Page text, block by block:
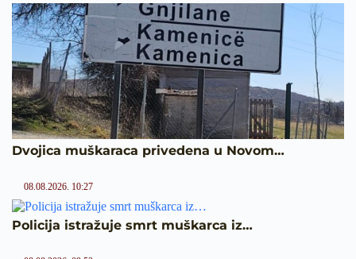
Dvojica muškaraca privedena u Novom…
08.08.2026. 10:27
Policija istražuje smrt muškarca iz…